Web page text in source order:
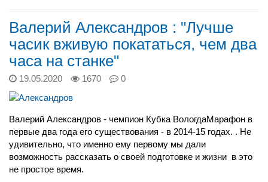
Валерий Александров : "Лучше
часик вживую покататься, чем два
часа на станке"
19.05.2020 1670 0
Валерий Александров - чемпион Кубка ВологдаМарафон в
первые два года его существования - в 2014-15 годах. . Не
удивительно, что именно ему первому мы дали
возможность рассказать о своей подготовке и жизни в это
не простое время.